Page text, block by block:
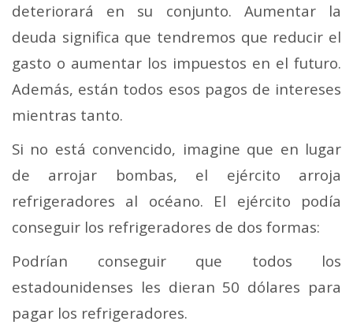
deteriorará en su conjunto. Aumentar la
deuda significa que tendremos que reducir el
gasto o aumentar los impuestos en el futuro.
Además, están todos esos pagos de intereses
mientras tanto.
Si no está convencido, imagine que en lugar
de arrojar bombas, el ejército arroja
refrigeradores al océano. El ejército podía
conseguir los refrigeradores de dos formas:
Podrían conseguir que todos los
estadounidenses les dieran 50 dólares para
pagar los refrigeradores.